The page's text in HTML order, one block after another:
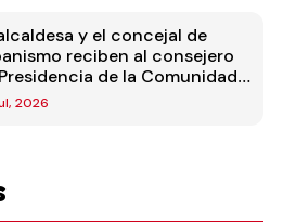
y el concejal de
reciben al consejero
de la Comunidad
2026